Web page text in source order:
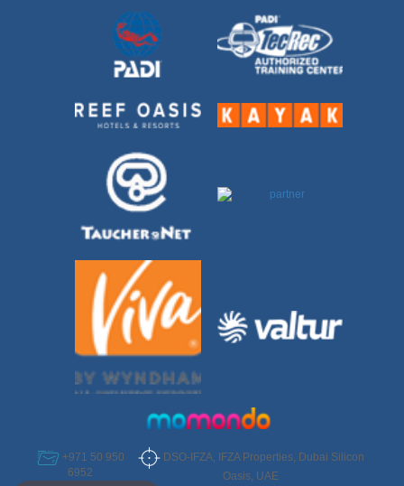
+971 50 950
6952
DSO-IFZA, IFZA Properties, Dubai Silicon
Oasis, UAE